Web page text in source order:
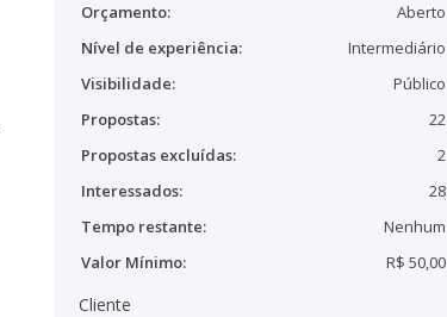
Orçamento:
Aberto
Nível de experiência:
Intermediário
Visibilidade:
Público
Propostas:
22
Propostas excluídas:
2
Interessados:
28
Tempo restante:
Nenhum
Valor Mínimo:
R$ 50,00
Cliente